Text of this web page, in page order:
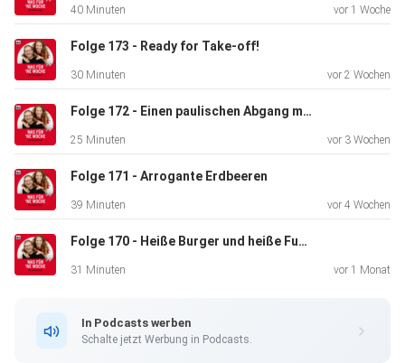
40 Minuten vor 1 Woche
Folge 173 - Ready for Take-off!
30 Minuten vor 2 Wochen
Folge 172 - Einen paulischen Abgang machen!
25 Minuten vor 3 Wochen
Folge 171 - Arrogante Erdbeeren
39 Minuten vor 4 Wochen
Folge 170 - Heiße Burger und heiße Fußballer
31 Minuten vor 1 Monat
In Podcasts werben
Schalte jetzt Werbung in Podcasts.